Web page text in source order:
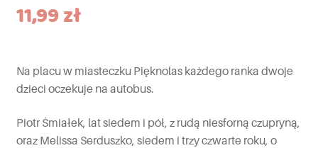
11,99zł
Na placu w miasteczku Pięknolas każdego ranka dwoje
dzieci oczekuje na autobus.
Piotr Śmiałek, lat siedem i pół, z rudą niesforną czupryną,
oraz Melissa Serduszko, siedem i trzy czwarte roku, o